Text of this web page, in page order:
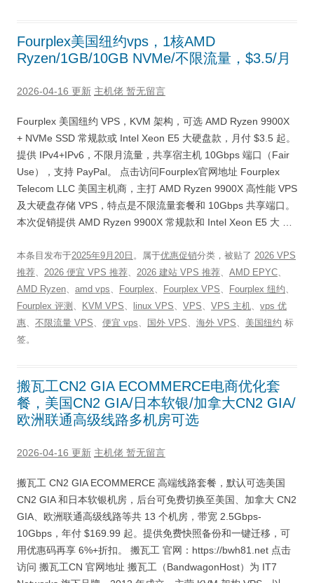
Fourplex美国纽约vps，1核AMD
Ryzen/1GB/10GB NVMe/不限流量，$3.5/月
2026-04-16 更新 主机佬 暂无留言
Fourplex 美国纽约 VPS，KVM 架构，可选 AMD Ryzen 9900X
+ NVMe SSD 常规款或 Intel Xeon E5 大硬盘款，月付 $3.5 起。
提供 IPv4+IPv6，不限月流量，共享宿主机 10Gbps 端口（Fair
Use），支持 PayPal。 点击访问Fourplex官网地址 Fourplex
Telecom LLC 美国主机商，主打 AMD Ryzen 9900X 高性能 VPS
及大硬盘存储 VPS，特点是不限流量套餐和 10Gbps 共享端口。
本次促销提供 AMD Ryzen 9900X 常规款和 Intel Xeon E5 大 …
本条目发布于2025年9月20日 。属于优惠促销分类，被贴了 2026 VPS
推荐、 2026 便宜 VPS 推荐、 2026 建站 VPS 推荐、 AMD EPYC、
AMD Ryzen、 amd vps、 Fourplex、 Fourplex VPS、 Fourplex 纽约、
Fourplex 评测 、 KVM VPS、 linux VPS、 VPS、 VPS 主机、 vps 优
惠、 不限流量 VPS、 便宜 vps、 国外 VPS、 海外 VPS、 美国纽约 标
签。
搬瓦工CN2 GIA ECOMMERCE电商优化套
餐，美国CN2 GIA/日本软银/加拿大CN2 GIA/
欧洲联通高级线路多机房可选
2026-04-16 更新 主机佬 暂无留言
搬瓦工 CN2 GIA ECOMMERCE 高端线路套餐，默认可选美国
CN2 GIA 和日本软银机房，后台可免费切换至美国、加拿大 CN2
GIA、欧洲联通高级线路等共 13 个机房，带宽 2.5Gbps-
10Gbps，年付 $169.99 起。提供免费快照备份和一键迁移，可
用优惠码再享 6%+折扣。 搬瓦工 官网：https://bwh81.net 点击
访问 搬瓦工CN 官网地址 搬瓦工（BandwagonHost）为 IT7